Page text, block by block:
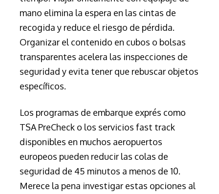
mano elimina la espera en las cintas de
recogida y reduce el riesgo de pérdida.
Organizar el contenido en cubos o bolsas
transparentes acelera las inspecciones de
seguridad y evita tener que rebuscar objetos
específicos.
Los programas de embarque exprés como
TSA PreCheck o los servicios fast track
disponibles en muchos aeropuertos
europeos pueden reducir las colas de
seguridad de 45 minutos a menos de 10.
Merece la pena investigar estas opciones al